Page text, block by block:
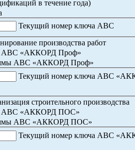
в течение года)
Текущий номер ключа АВС
производства работ
АВС «АККОРД Проф»
АВС «АККОРД Проф»
Текущий номер ключа АВС
строительного производства
АВС «АККОРД ПОС»
АВС «АККОРД ПОС»
Текущий номер ключа АВС